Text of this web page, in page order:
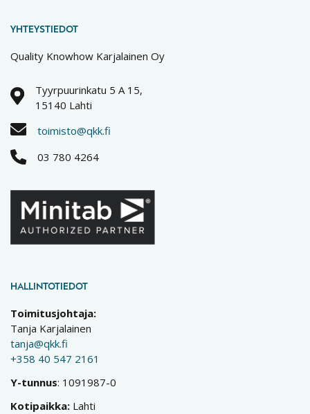
YHTEYSTIEDOT
Quality Knowhow Karjalainen Oy
Tyyrpuurinkatu 5 A 15,
15140 Lahti
toimisto@qkk.fi
03 780 4264
HALLINTOTIEDOT
Toimitusjohtaja:
Tanja Karjalainen
tanja@qkk.fi
+358 40 547 2161
Y-tunnus: 1091987-0
Kotipaikka: Lahti